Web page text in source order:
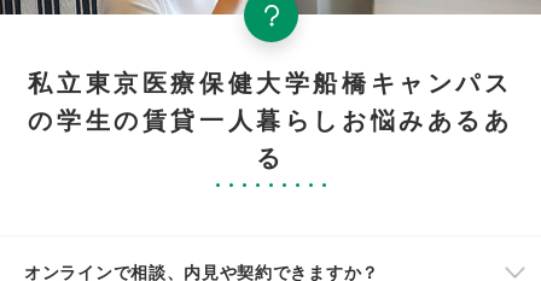
私立東京医療保健大学船橋キャンパス
の学生の賃貸一人暮らしお悩みあるあ
る
オンラインで相談、内見や契約できますか？